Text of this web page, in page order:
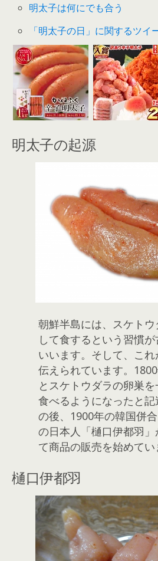
明太子は何にでも合う
「明太子の日」に関するツイ
明太子の起源
朝鮮半島には、スケト
して食するという習慣
いいます。そして、こ
伝えられています。
とスケトウダラの卵巣
食べるようになったと
の後、1900年の韓国併
の日本人「樋口伊都羽
て商品の販売を始めてい
樋口伊都羽